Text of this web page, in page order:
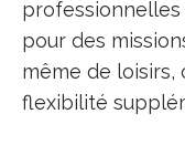
pour des
même de loisirs,
flexibilité